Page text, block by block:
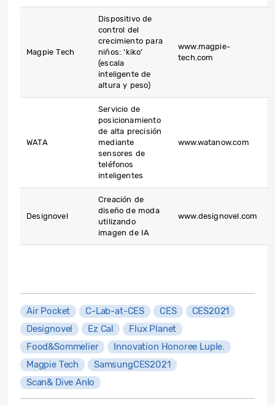
Magpie Tech
Dispositivo de
control del
crecimiento para
niños: ‘kiko’
(escala
inteligente de
altura y peso)
www.magpie-
tech.com
WATA
Servicio de
posicionamiento
de alta precisión
mediante
sensores de
teléfonos
inteligentes
www.watanow.com
Designovel
Creación de
diseño de moda
utilizando
imagen de IA
www.designovel.com
Air Pocket C-Lab-at-CES CES
CES2021
Designovel
Ez Cal
Flux Planet
Food&Sommelier
Innovation Honoree Luple.
Magpie Tech
SamsungCES2021
Scan& Dive AnIo